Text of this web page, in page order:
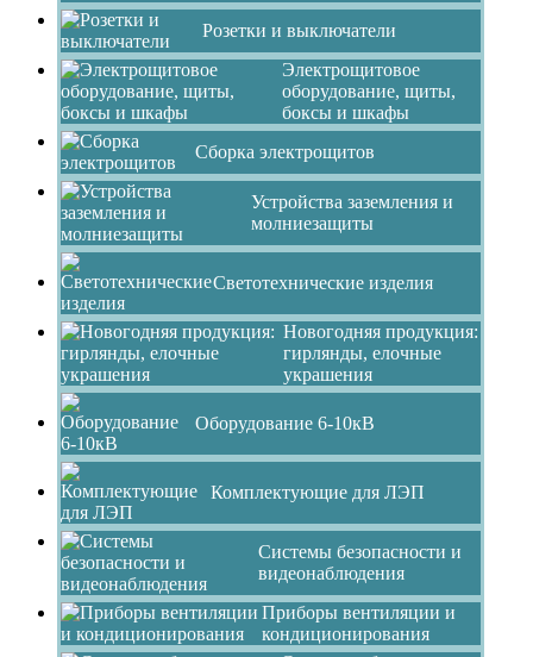
Розетки и выключатели
Электрощитовое
оборудование, щиты,
боксы и шкафы
Сборка электрощитов
Устройства заземления и
молниезащиты
Светотехнические изделия
Новогодняя продукция:
гирлянды, елочные
украшения
Оборудование 6-10кВ
Комплектующие для ЛЭП
Системы безопасности и
видеонаблюдения
Приборы вентиляции и
кондиционирования